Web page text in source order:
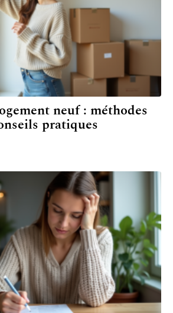
neuf : méthodes
pratiques